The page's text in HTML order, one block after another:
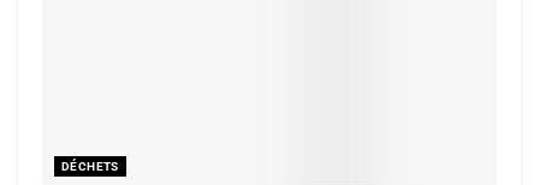
DÉCHETS